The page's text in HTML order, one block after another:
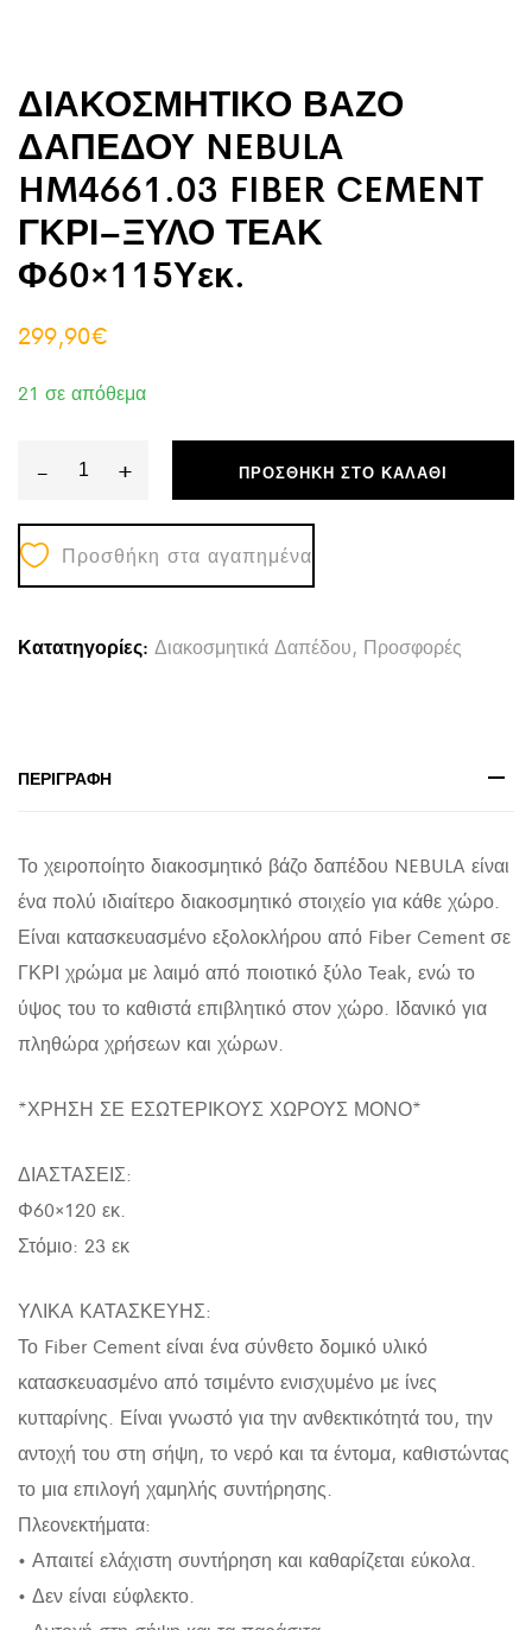
ΔΙΑΚΟΣΜΗΤΙΚΟ ΒΑΖΟ
ΔΑΠΕΔΟΥ NEBULA
HM4661.03 FIBER CEMENT
ΓΚΡΙ–ΞΥΛΟ ΤΕΑΚ
Φ60×115Υεκ.
299,90€
21 σε απόθεμα
-
ΔΙΑΚΟΣΜΗΤΙΚΟ
ΒΑΖΟ
ΔΑΠΕΔΟΥ
NEBULA
FIBER
-ΞΥΛΟ
quantity
+ ΠΡΟΣΘΉΚΗ ΣΤΟ ΚΑΛΆΘΙ
Προσθήκη στα αγαπημένα
Κατατηγορίες: Διακοσμητικά Δαπέδου, Προσφορές
ΠΕΡΙΓΡΑΦΉ
Το χειροποίητο διακοσμητικό βάζο δαπέδου NEBULA είναι
ένα πολύ ιδιαίτερο διακοσμητικό στοιχείο για κάθε χώρο.
Είναι κατασκευασμένο εξολοκλήρου από Fiber Cement σε
ΓΚΡΙ χρώμα με λαιμό από ποιοτικό ξύλο Teak, ενώ το
ύψος του το καθιστά επιβλητικό στον χώρο. Ιδανικό για
πληθώρα χρήσεων και χώρων.
*ΧΡΗΣΗ ΣΕ ΕΣΩΤΕΡΙΚΟΥΣ ΧΩΡΟΥΣ ΜΟΝΟ*
ΔΙΑΣΤΑΣΕΙΣ:
Φ60×120 εκ.
Στόμιο: 23 εκ
ΥΛΙΚΑ ΚΑΤΑΣΚΕΥΗΣ:
Το Fiber Cement είναι ένα σύνθετο δομικό υλικό
κατασκευασμένο από τσιμέντο ενισχυμένο με ίνες
κυτταρίνης. Είναι γνωστό για την ανθεκτικότητά του, την
αντοχή του στη σήψη, το νερό και τα έντομα, καθιστώντας
το μια επιλογή χαμηλής συντήρησης.
Πλεονεκτήματα:
• Απαιτεί ελάχιστη συντήρηση και καθαρίζεται εύκολα.
• Δεν είναι εύφλεκτο.